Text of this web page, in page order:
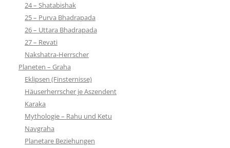
24 – Shatabishak
25 – Purva Bhadrapada
26 – Uttara Bhadrapada
27 – Revati
Nakshatra-Herrscher
Planeten – Graha
Eklipsen (Finsternisse)
Häuserherrscher je Aszendent
Karaka
Mythologie – Rahu und Ketu
Navgraha
Planetare Beziehungen